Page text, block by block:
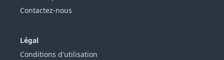
Contactez-nous
Légal
Conditions d'utilisation